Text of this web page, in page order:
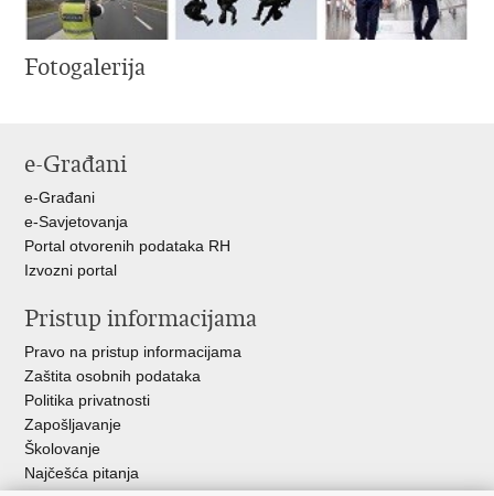
Fotogalerija
e-Građani
e-Građani
e-Savjetovanja
Portal otvorenih podataka RH
Izvozni portal
Pristup informacijama
Pravo na pristup informacijama
Zaštita osobnih podataka
Politika privatnosti
Zapošljavanje
Školovanje
Najčešća pitanja